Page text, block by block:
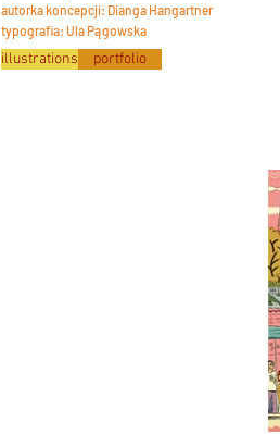
autorka koncepcji: Dianga Hangartner
typografia: Ula Pągowska
illustrations portfolio